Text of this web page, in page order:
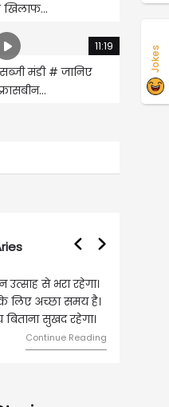
खिलाफ...
11:19
मंडी # जानिए
वृषभ | Taurus
का दिन इस राशि के जातकों के
रहने वाला है। धन और नौकरी के
में सफलता मिलेगी। मित्रों से
बढ़ेगा। आर्थिक निवेश सोच-
Jokes